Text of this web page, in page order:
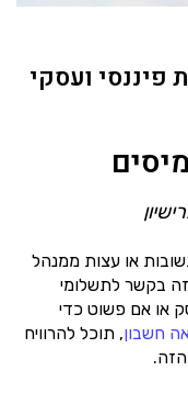
פיננסי ועסקי
או עצות ממנהל
זה בקשר לתשלומי
או אם פשוט כדי
חשבון, תוכל להרוויח